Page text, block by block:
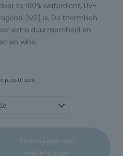
ze 100% waterdicht, UV-
(M2) is. De thermisch
extra duurzaamheid en
en wind.
prijs te zien.